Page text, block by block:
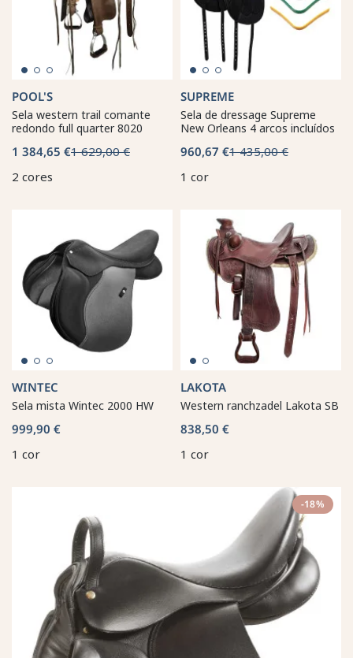
POOL'S
Sela western trail comante
redondo full quarter 8020
1 384,65 €1 629,00 €
2 cores
SUPREME
Sela de dressage Supreme
New Orleans 4 arcos incluídos
960,67 €1 435,00 €
1 cor
WINTEC
Sela mista Wintec 2000 HW
999,90 €
1 cor
LAKOTA
Western ranchzadel Lakota SB
838,50 €
1 cor
-18%